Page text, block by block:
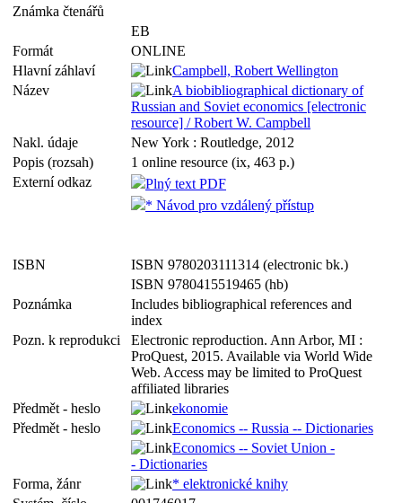
Známka čtenářů
EB
Formát
ONLINE
Hlavní záhlaví
Campbell, Robert Wellington
Název
A biobibliographical dictionary of
Russian and Soviet economics [electronic
resource] / Robert W. Campbell
Nakl. údaje
New York : Routledge, 2012
Popis (rozsah)
1 online resource (ix, 463 p.)
Externí odkaz
Plný text PDF
* Návod pro vzdálený přístup
ISBN
ISBN 9780203111314 (electronic bk.)
ISBN 9780415519465 (hb)
Poznámka
Includes bibliographical references and
index
Pozn. k reprodukci
Electronic reproduction. Ann Arbor, MI :
ProQuest, 2015. Available via World Wide
Web. Access may be limited to ProQuest
affiliated libraries
Předmět - heslo
ekonomie
Předmět - heslo
Economics -- Russia -- Dictionaries
Economics -- Soviet Union -
- Dictionaries
Forma, žánr
* elektronické knihy